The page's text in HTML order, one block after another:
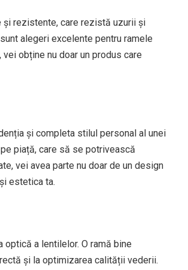
și rezistente, care rezistă uzurii și
alegeri excelente pentru ramele
obține nu doar un produs care
și completa stilul personal al unei
piață, care să se potrivească
vei avea parte nu doar de un design
estetica ta.
a lentilelor. O ramă bine
și la optimizarea calității vederii.